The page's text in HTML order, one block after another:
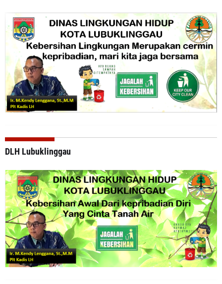
DLH Lubuklinggau